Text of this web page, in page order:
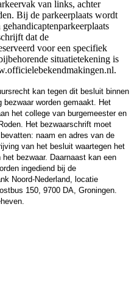
van links, achter
Bij de parkeerplaats wordt
dat de
voor een specifiek
situatietekening is
kan tegen dit besluit binnen
worden gemaakt. Het
het college van burgemeester en
Het bezwaarschrift moet
naam en adres van de
van het besluit waartegen het
bezwaar. Daarnaast kan een
ingediend bij de
Noord-Nederland, locatie
150, 9700 DA, Groningen.